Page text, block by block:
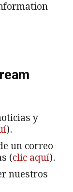
y
).
un correo
(clic aquí).
nuestros